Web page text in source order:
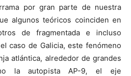
por gran parte de nuestra
algunos teóricos coinciden en
de fragmentada e incluso
caso de Galicia, este fenómeno
atlántica, alrededor de grandes
la autopista AP-9, el eje